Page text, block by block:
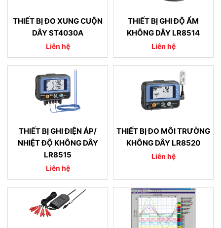
THIẾT BỊ ĐO XUNG CUỘN
DÂY ST4030A
Liên hệ
THIẾT BỊ GHI ĐỘ ẨM
KHÔNG DÂY LR8514
Liên hệ
THIẾT BỊ GHI ĐIỆN ÁP/
NHIỆT ĐỘ KHÔNG DÂY
LR8515
Liên hệ
THIẾT BỊ ĐO MÔI TRƯỜNG
KHÔNG DÂY LR8520
Liên hệ